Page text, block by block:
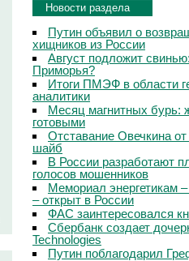
Новости раздела
Путин объявил о
хищников из России
Август подложит
Приморья?
Итоги ПМЭФ в области
аналитики
Месяц магнитных бурь:
готовыми
Отставание Овечкина
шайб
В России разработают
голосов мошенников
Мемориал энергетикам
– открыт в России
ФАС заинтересовался
Сбербанк создает
Technologies
Путин поблагодарил